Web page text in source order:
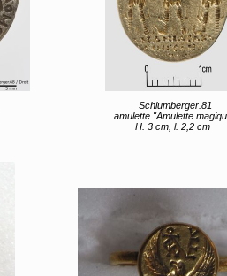
Schlumberger.81
amulette "Amulette
H. 3 cm, l. 2,2 cm